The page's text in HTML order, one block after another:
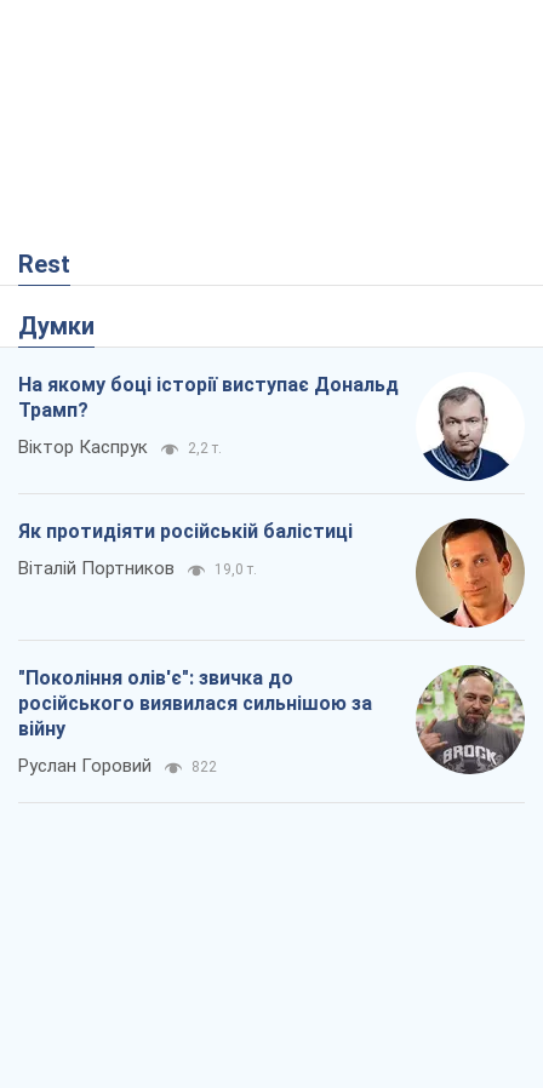
Rest
Думки
На якому боці історії виступає Дональд
Трамп?
Віктор Каспрук 2,2 т.
Як протидіяти російській балістиці
Віталій Портников 19,0 т.
"Покоління олів'є": звичка до
російського виявилася сильнішою за
війну
Руслан Горовий 822